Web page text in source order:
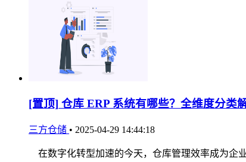
[置顶] 仓库 ERP 系统有哪些？全维度分类
三方仓储 • 2025-04-29 14:44:18
在数字化转型加速的今天，仓库管理效率成为企